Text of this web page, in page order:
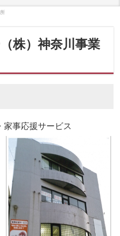
株）神奈川事業
事応援サービス